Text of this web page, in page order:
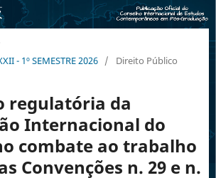
- 1º SEMESTRE 2026 / Direito Público
regulatória da
Internacional do
combate ao trabalho
Convenções n. 29 e n.